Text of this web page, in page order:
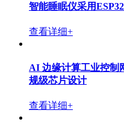
智能睡眠仪采用
查看详细+
AI 边缘计算工业控制
规级芯片设计
查看详细+